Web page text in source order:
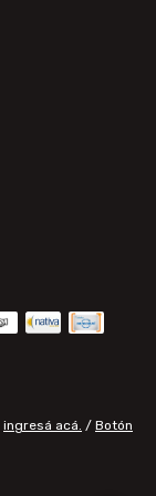
ingresá acá. / Botón